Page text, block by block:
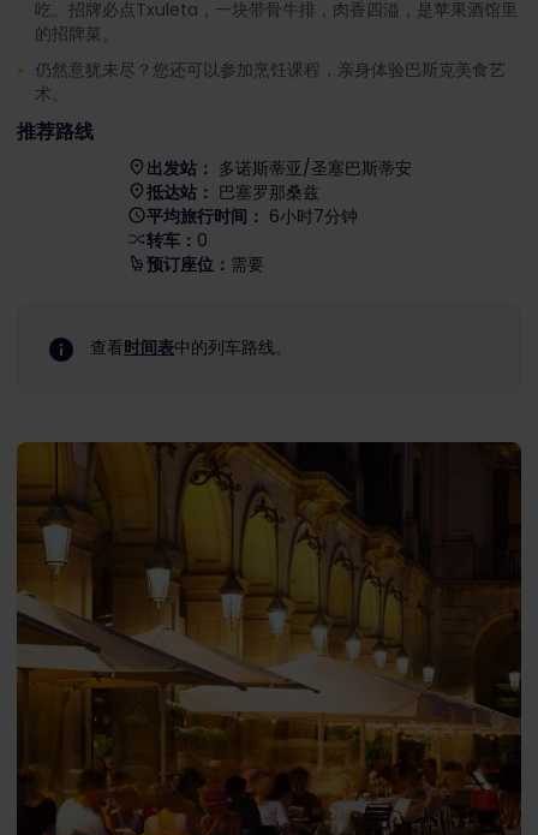
吃。招牌必点Txuleta，一块带骨牛排，肉香四溢，是苹果酒馆里
的招牌菜。
仍然意犹未尽？您还可以参加烹饪课程，亲身体验巴斯克美食艺
术。
推荐路线
出发站： 多诺斯蒂亚/圣塞巴斯蒂安
抵达站： 巴塞罗那桑兹
平均旅行时间： 6小时7分钟
转车： 0
预订座位： 需要
查看时间表中的列车路线。